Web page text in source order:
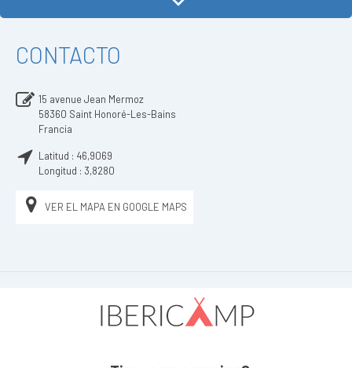
CONTACTO
15 avenue Jean Mermoz
58360 Saint Honoré-Les-Bains
Francia
Latitud : 46,9069
Longitud : 3,8280
VER EL MAPA EN GOOGLE MAPS